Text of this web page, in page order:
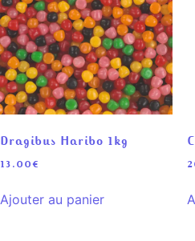
Dragibus Haribo 1kg
13.00€
Ajouter au panier